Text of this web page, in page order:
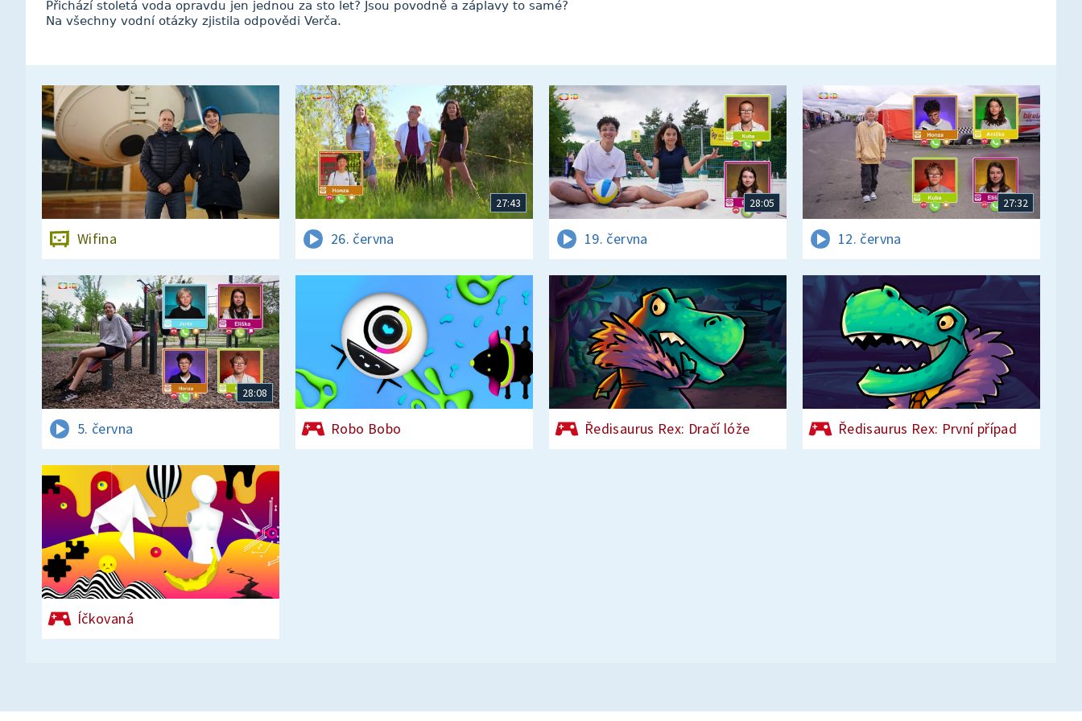
Přichází stoletá voda opravdu jen jednou za sto let? Jsou povodně a záplavy to samé?
Na všechny vodní otázky zjistila odpovědi Verča.
Wifina
27:43
26. června
28:05
19. června
27:32
12. června
28:08
5. června Robo Bobo Ředisaurus Rex: Dračí lóže Ředisaurus Rex: První případ
Íčkovaná